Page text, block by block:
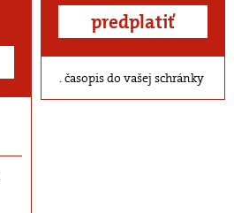
predplatiť
časopis do vašej schránky